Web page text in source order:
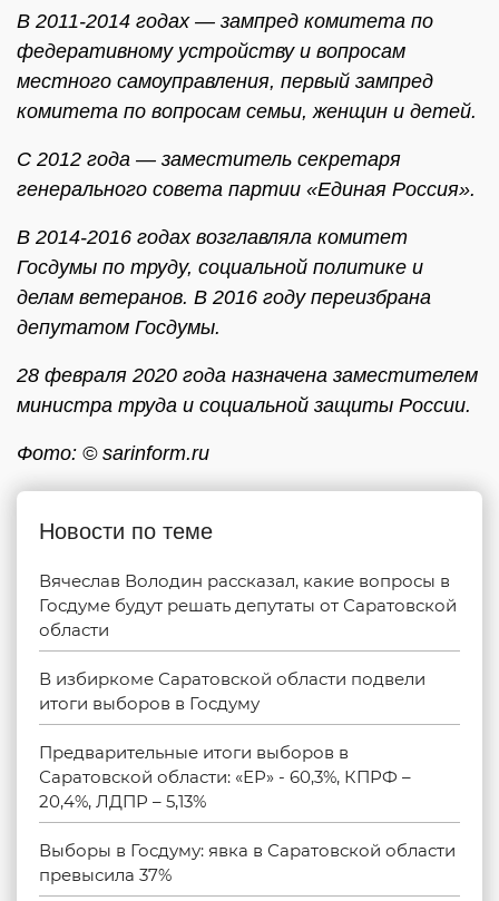
В 2011-2014 годах — зампред комитета по
федеративному устройству и вопросам
местного самоуправления, первый зампред
комитета по вопросам семьи, женщин и детей.
С 2012 года — заместитель секретаря
генерального совета партии «Единая Россия».
В 2014-2016 годах возглавляла комитет
Госдумы по труду, социальной политике и
делам ветеранов. В 2016 году переизбрана
депутатом Госдумы.
28 февраля 2020 года назначена заместителем
министра труда и социальной защиты России.
Фото: © sarinform.ru
Новости по теме
Вячеслав Володин рассказал, какие вопросы в
Госдуме будут решать депутаты от Саратовской
области
В избиркоме Саратовской области подвели
итоги выборов в Госдуму
Предварительные итоги выборов в
Саратовской области: «ЕР» - 60,3%, КПРФ –
20,4%, ЛДПР – 5,13%
Выборы в Госдуму: явка в Саратовской области
превысила 37%